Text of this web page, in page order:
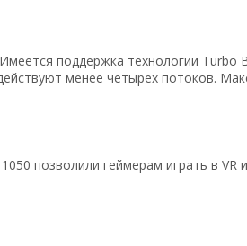
поддержка технологии Turbo
менее четырех потоков.
позволили геймерам играть в